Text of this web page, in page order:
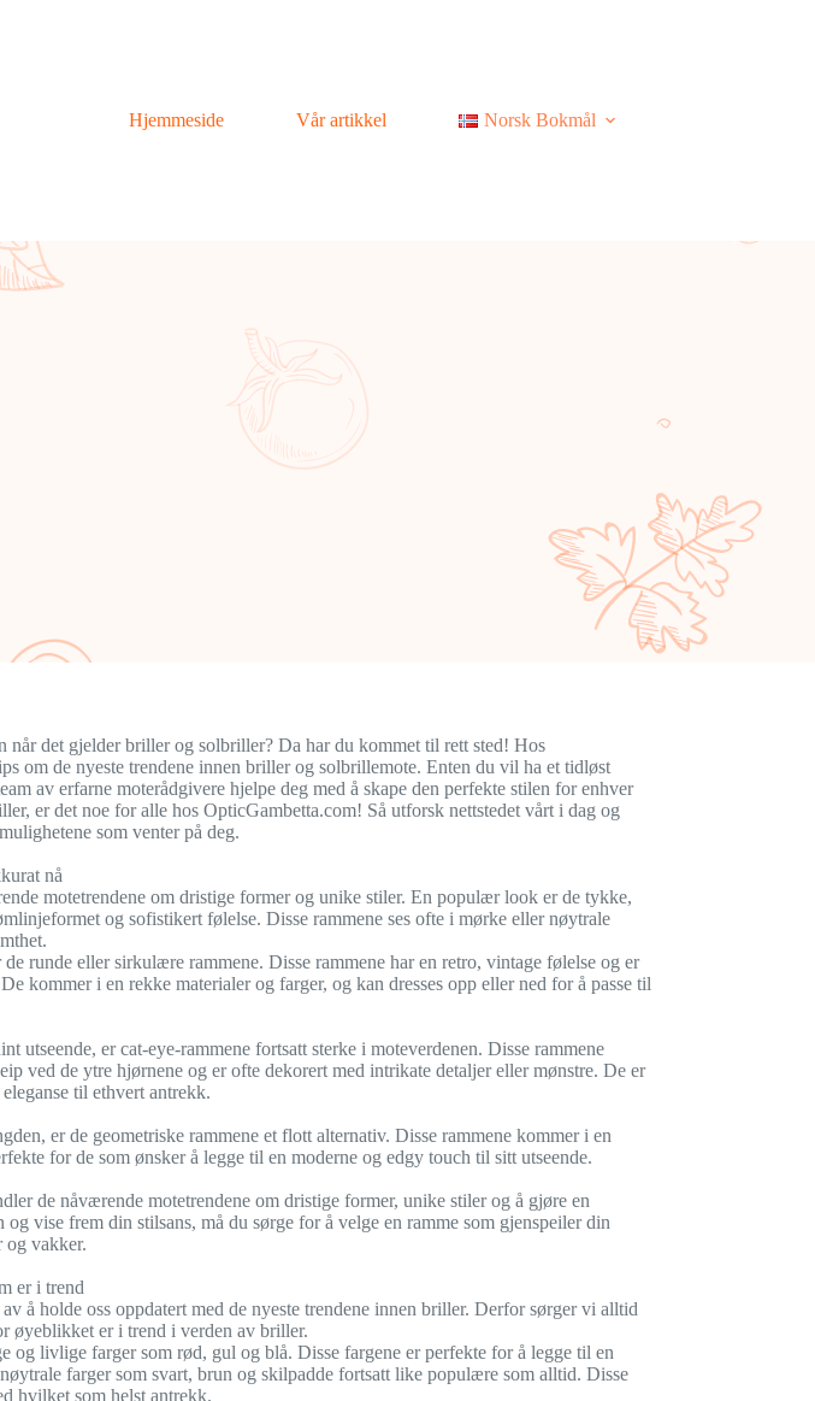
Hjemmeside Vår artikkel Norsk Bokmål
det gjelder briller og solbriller? Da har du kommet til rett sted! Hos
om de nyeste trendene innen briller og solbrillemote. Enten du vil ha et tidløst
av erfarne moterådgivere hjelpe deg med å skape den perfekte stilen for enhver
er det noe for alle hos OpticGambetta.com! Så utforsk nettstedet vårt i dag og
som venter på deg.
nå
motetrendene om dristige former og unike stiler. En populær look er de tykke,
og sofistikert følelse. Disse rammene ses ofte i mørke eller nøytrale
runde eller sirkulære rammene. Disse rammene har en retro, vintage følelse og er
kommer i en rekke materialer og farger, og kan dresses opp eller ned for å passe til
utseende, er cat-eye-rammene fortsatt sterke i moteverdenen. Disse rammene
ved de ytre hjørnene og er ofte dekorert med intrikate detaljer eller mønstre. De er
til ethvert antrekk.
er de geometriske rammene et flott alternativ. Disse rammene kommer i en
for de som ønsker å legge til en moderne og edgy touch til sitt utseende.
de nåværende motetrendene om dristige former, unike stiler og å gjøre en
vise frem din stilsans, må du sørge for å velge en ramme som gjenspeiler din
og vakker.
er i trend
å holde oss oppdatert med de nyeste trendene innen briller. Derfor sørger vi alltid
øyeblikket er i trend i verden av briller.
og livlige farger som rød, gul og blå. Disse fargene er perfekte for å legge til en
farger som svart, brun og skilpadde fortsatt like populære som alltid. Disse
hvilket som helst antrekk.